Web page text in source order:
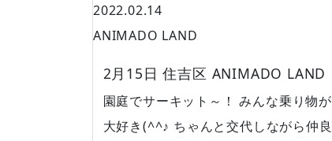
2022.02.14
ANIMADO LAND
2月15日 住吉区 ANIMADO LAND
園庭でサーキット～！ みんな乗り物が
大好き(^^♪ ちゃんと交代しながら仲良